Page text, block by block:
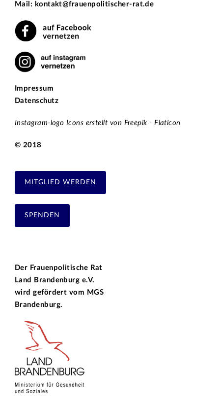
Mail: kontakt@frauenpolitischer-rat.de
Impressum
Datenschutz
Instagram-logo Icons erstellt von Freepik - Flaticon
© 2018
MITGLIED WERDEN
SPENDEN
Der Frauenpolitische Rat
Land Brandenburg e.V.
wird gefördert vom MGS
Brandenburg.